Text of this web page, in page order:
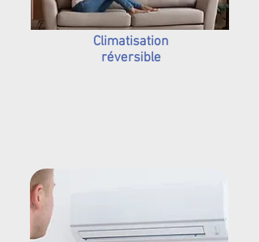
Climatisation
réversible